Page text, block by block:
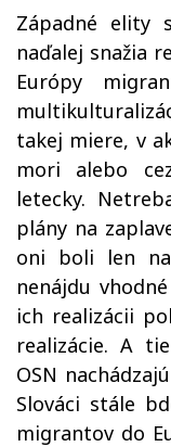
Západné elity
naďalej snažia
Európy
takej miere, v
mori alebo
letecky.
plány na
oni boli len
nenájdu
ich realizácii
realizácie. A
OSN
Slováci stále
migrantov do